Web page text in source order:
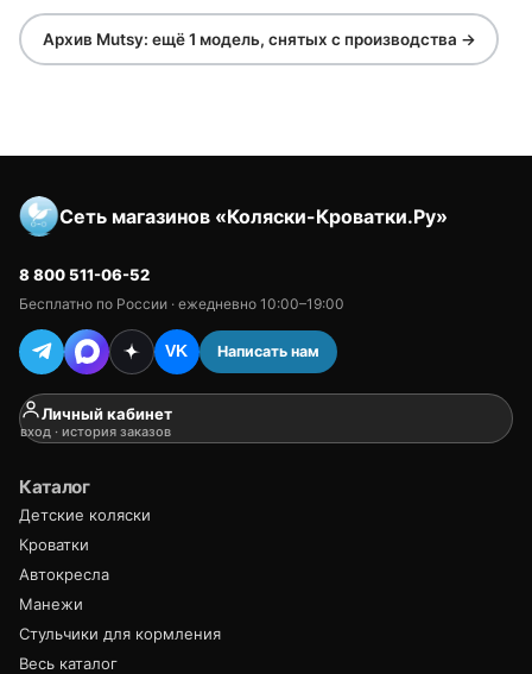
Архив Mutsy: ещё 1 модель, снятых с производства →
Сеть магазинов «Коляски-Кроватки.Ру»
8 800 511-06-52
Бесплатно по России · ежедневно 10:00–19:00
VK Написать нам
Личный кабинет
вход · история заказов
Каталог
Детские коляски
Кроватки
Автокресла
Манежи
Стульчики для кормления
Весь каталог